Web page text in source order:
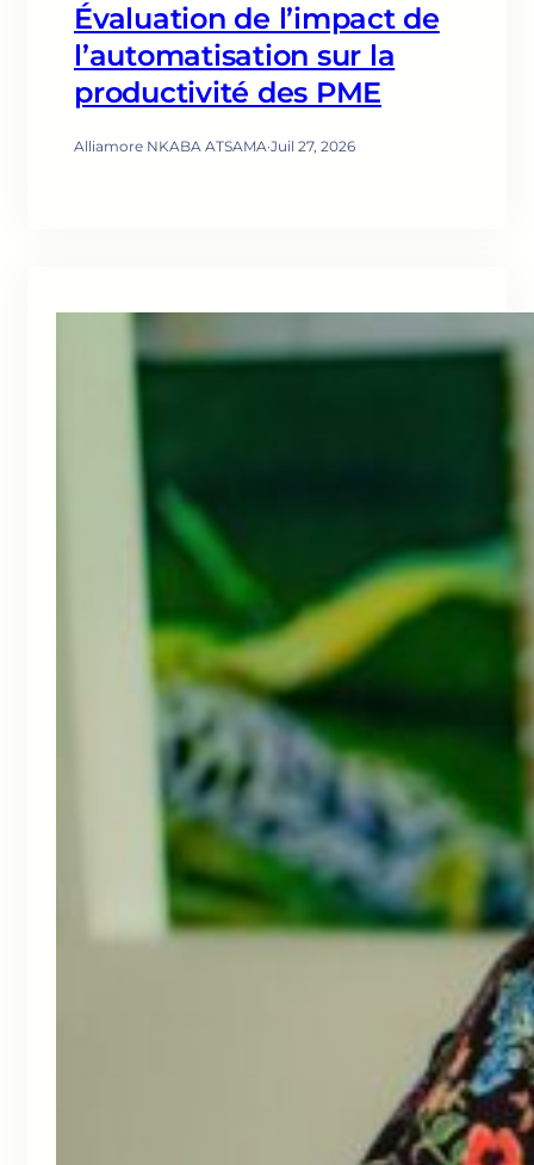
Évaluation de l’impact de
l’automatisation sur la
productivité des PME
Alliamore NKABA ATSAMA·Juil 27, 2026